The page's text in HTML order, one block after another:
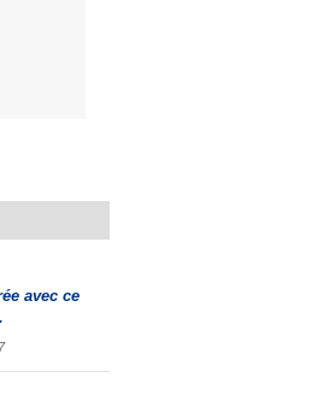
avec ce